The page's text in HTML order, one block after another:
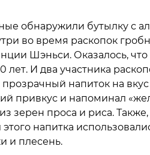
обнаружили бутылку с
во время раскопок
Шэньси. Оказалось,
И два участника
напиток на
привкус и напоминал
зерен проса и риса. Также,
напитка
и плесень.